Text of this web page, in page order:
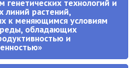
генетических технологий и
линий растений,
к меняющимся условиям
обладающих
и